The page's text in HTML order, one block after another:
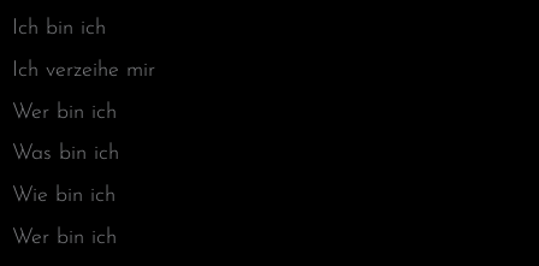
Ich bin ich
Ich verzeihe mir
Wer bin ich
Was bin ich
Wie bin ich
Wer bin ich